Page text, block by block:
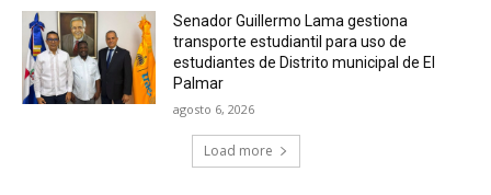
Senador Guillermo Lama gestiona
transporte estudiantil para uso de
estudiantes de Distrito municipal de El
Palmar
agosto 6, 2026
Load more